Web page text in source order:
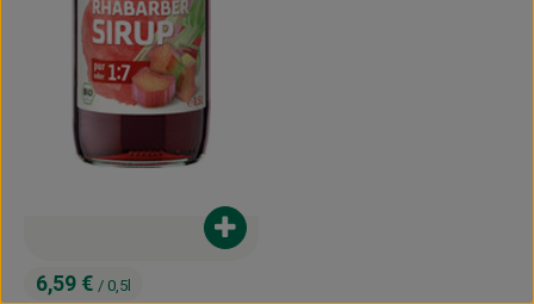
, Preis:
6,59 € / 0,5l
Produkt zum Warenkorb hinzufügen